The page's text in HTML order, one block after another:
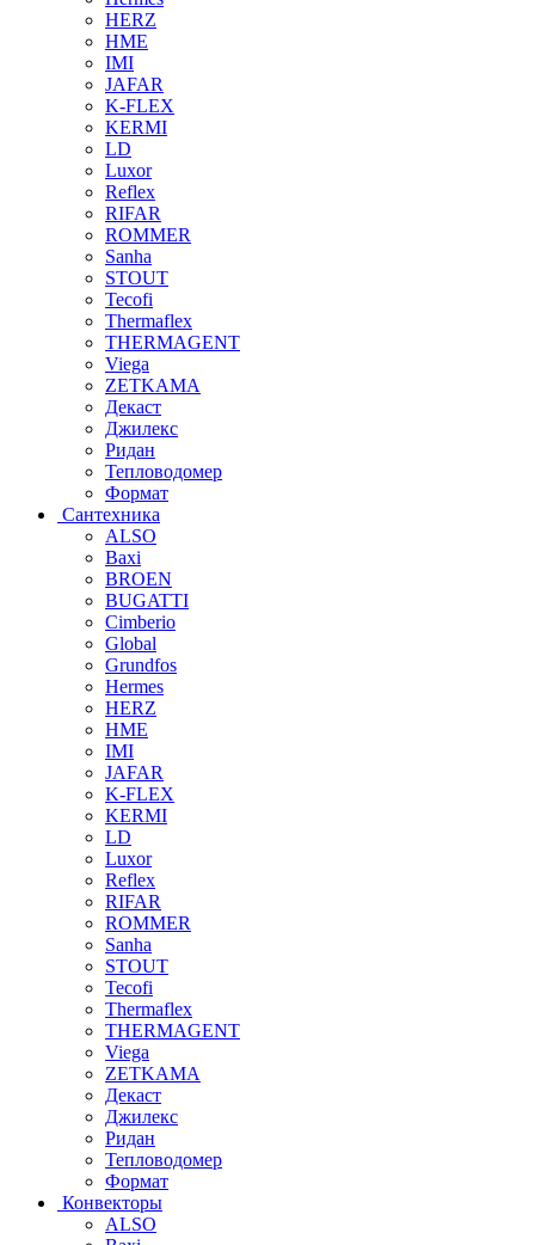
HERZ
HME
IMI
JAFAR
K-FLEX
KERMI
LD
Luxor
Reflex
RIFAR
ROMMER
Sanha
STOUT
Tecofi
Thermaflex
THERMAGENT
Viega
ZETKAMA
Декаст
Джилекс
Ридан
Тепловодомер
Формат
Сантехника
ALSO
Baxi
BROEN
BUGATTI
Cimberio
Global
Grundfos
Hermes
HERZ
HME
IMI
JAFAR
K-FLEX
KERMI
LD
Luxor
Reflex
RIFAR
ROMMER
Sanha
STOUT
Tecofi
Thermaflex
THERMAGENT
Viega
ZETKAMA
Декаст
Джилекс
Ридан
Тепловодомер
Формат
Конвекторы
ALSO